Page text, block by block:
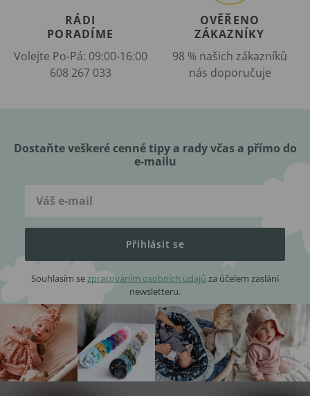
RÁDI
PORADÍME
Volejte Po-Pá: 09:00-16:00
608 267 033
OVĚŘENO
ZÁKAZNÍKY
98 % našich zákazníků
nás doporučuje
Dostaňte veškeré cenné tipy a rady včas a přímo do
e-mailu
Přihlásit se
Souhlasím sezpracováním osobních údajů za účelem zaslání
newsletteru.